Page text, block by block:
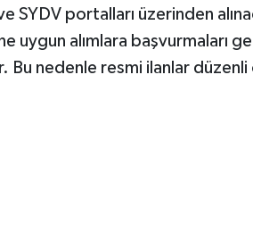
SYDV portalları üzerinden
uygun alımlara başvurmaları
Bu nedenle resmi ilanlar